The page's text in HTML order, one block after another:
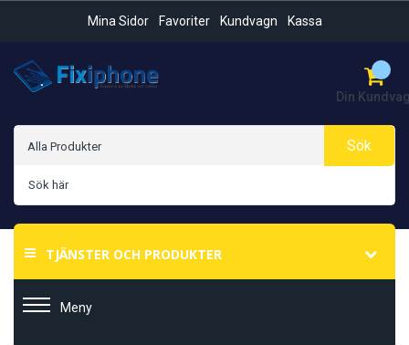
Mina Sidor Favoriter Kundvagn Kassa
Din
Sök
TJÄNSTER OCH PRODUKTER
Meny